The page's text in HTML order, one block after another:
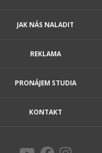
JAK NÁS NALADIT
REKLAMA
PRONÁJEM STUDIA
KONTAKT